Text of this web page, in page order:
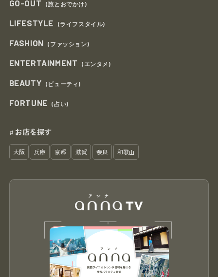
GO-OUT (旅とおでかけ)
LIFESTYLE (ライフスタイル)
FASHION (ファッション)
ENTERTAINMENT (エンタメ)
BEAUTY (ビューティ)
FORTUNE (占い)
# お店を探す
大阪 兵庫 京都 滋賀 奈良 和歌山